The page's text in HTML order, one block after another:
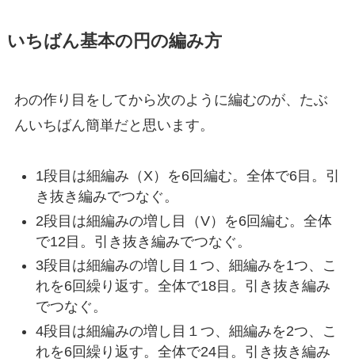
いちばん基本の円の編み方
わの作り目をしてから次のように編むのが、たぶ
んいちばん簡単だと思います。
1段目は細編み（X）を6回編む。全体で6目。引
き抜き編みでつなぐ。
2段目は細編みの増し目（V）を6回編む。全体
で12目。引き抜き編みでつなぐ。
3段目は細編みの増し目１つ、細編みを1つ、こ
れを6回繰り返す。全体で18目。引き抜き編み
でつなぐ。
4段目は細編みの増し目１つ、細編みを2つ、こ
れを6回繰り返す。全体で24目。引き抜き編み